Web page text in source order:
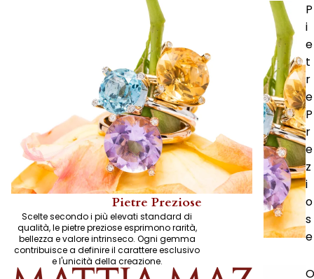
P
i
e
t
r
e
P
r
e
z
i
o
s
e
O
Pietre Preziose
Scelte secondo i più elevati standard di
qualità, le pietre preziose esprimono rarità,
bellezza e valore intrinseco. Ogni gemma
contribuisce a definire il carattere esclusivo
e l'unicità della creazione.